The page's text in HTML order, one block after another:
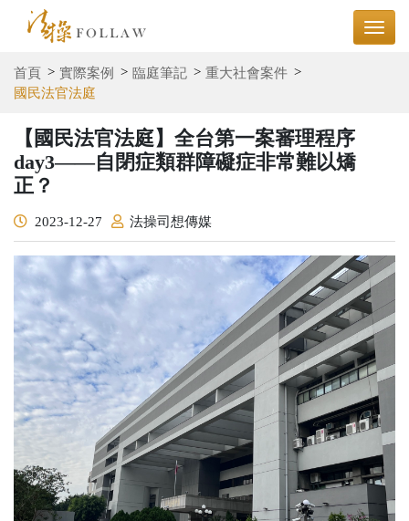
首頁 實際案例 臨庭筆記
重大社會案件
國民法官法庭
【國民法官法庭】全台第一案審理程序
day3——自閉症類群障礙症非常難以矯
正？
2023-12-27 法操司想傳媒